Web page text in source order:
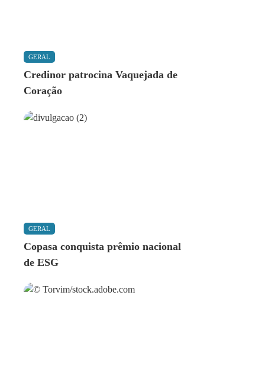
GERAL
Credinor patrocina Vaquejada de
Coração
GERAL
Copasa conquista prêmio nacional
de ESG